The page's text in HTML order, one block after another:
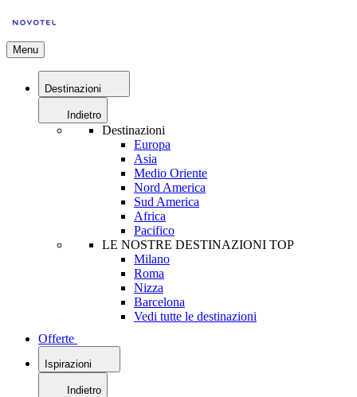
Menu
Destinazioni
Indietro
Destinazioni
Europa
Asia
Medio Oriente
Nord America
Sud America
Africa
Pacifico
LE NOSTRE DESTINAZIONI TOP
Milano
Roma
Nizza
Barcelona
Vedi tutte le destinazioni
Offerte
Ispirazioni
Indietro